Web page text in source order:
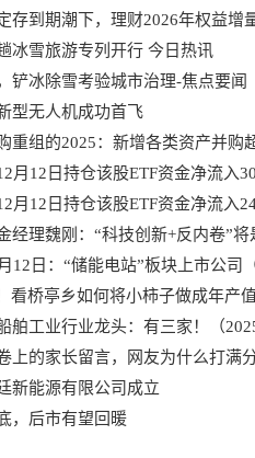
存到期潮下，理财2026年权益增
冰雪旅游专列开行 今日热讯
铲冰除雪考验城市治理-焦点要闻
型无人机成功首飞
重组的2025：新增各类资产并购
月12日持仓该股ETF资金净流入
月12日持仓该股ETF资金净流入
经理魏刚：“科技创新+反内卷”
12日：“储能电站”板块上市公司
看桥亭乡如何将小柿子做成年产
舶工业行业龙头：有三家！（
上的家长留言，网友为什么打满
新能源有限公司成立
，后市有望回暖